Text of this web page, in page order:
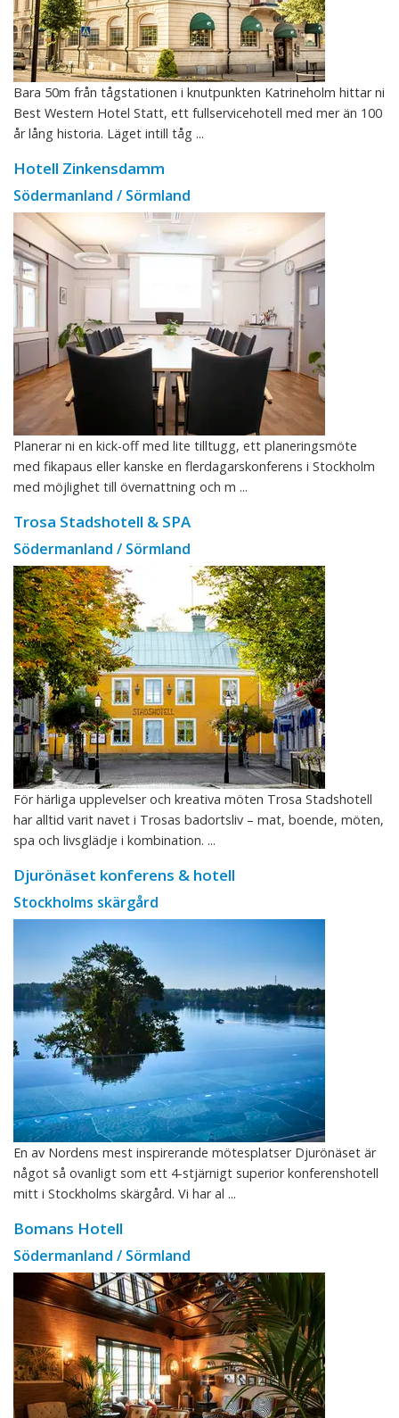
Bara 50m från tågstationen i knutpunkten Katrineholm hittar ni
Best Western Hotel Statt, ett fullservicehotell med mer än 100
år lång historia. Läget intill tåg ...
Hotell Zinkensdamm
Södermanland / Sörmland
Planerar ni en kick-off med lite tilltugg, ett planeringsmöte
med fikapaus eller kanske en flerdagarskonferens i Stockholm
med möjlighet till övernattning och m ...
Trosa Stadshotell & SPA
Södermanland / Sörmland
För härliga upplevelser och kreativa möten Trosa Stadshotell
har alltid varit navet i Trosas badortsliv – mat, boende, möten,
spa och livsglädje i kombination. ...
Djurönäset konferens & hotell
Stockholms skärgård
En av Nordens mest inspirerande mötesplatser Djurönäset är
något så ovanligt som ett 4-stjärnigt superior konferenshotell
mitt i Stockholms skärgård. Vi har al ...
Bomans Hotell
Södermanland / Sörmland